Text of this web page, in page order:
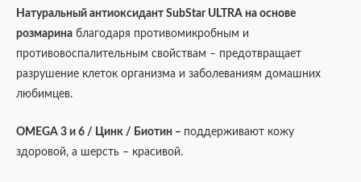
Натуральный антиоксидант SubStar ULTRA на основе
розмарина благодаря противомикробным и
противовоспалительным свойствам – предотвращает
разрушение клеток организма и заболеваниям домашних
любимцев.
OMEGA 3 и 6 / Цинк / Биотин – поддерживают кожу
здоровой, а шерсть – красивой.